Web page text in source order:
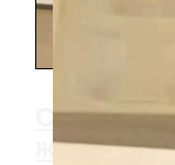
Сурен